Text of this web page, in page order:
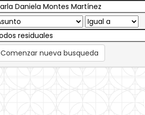
Comenzar nueva busqueda